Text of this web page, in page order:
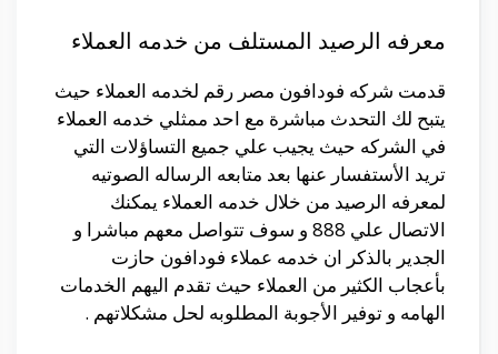
معرفه الرصيد المستلف من خدمه العملاء
قدمت شركه فودافون مصر رقم لخدمه العملاء حيث
يتبح لك التحدث مباشرة مع احد ممثلي خدمه العملاء
في الشركه حيث يجيب علي جميع التساؤلات التي
تريد الأستفسار عنها بعد متابعه الرساله الصوتيه
لمعرفه الرصيد من خلال خدمه العملاء يمكنك
الاتصال علي 888 و سوف تتواصل معهم مباشرا و
الجدير بالذكر ان خدمه عملاء فودافون حازت
بأعجاب الكثير من العملاء حيث تقدم اليهم الخدمات
الهامه و توفير الأجوبة المطلوبه لحل مشكلاتهم .